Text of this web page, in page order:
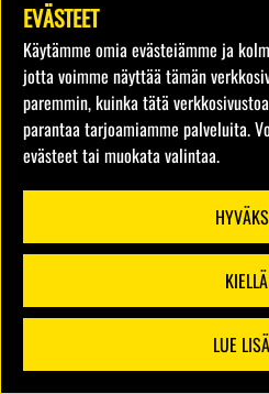
Laukausten määrä
10
EVÄSTEET
Käytämme omia evästeiämme ja
jotta voimme näyttää tämän
paremmin, kuinka tätä
parantaa tarjoamiamme palveluita.
evästeet tai muokata valintaa.
KIELLÄ
LUE